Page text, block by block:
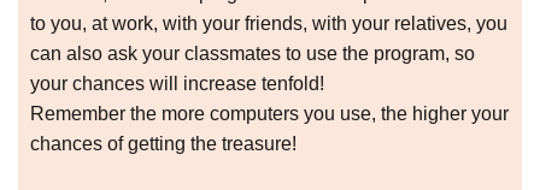
to you, at work, with your friends, with your relatives, you
can also ask your classmates to use the program, so
your chances will increase tenfold!
Remember the more computers you use, the higher your
chances of getting the treasure!